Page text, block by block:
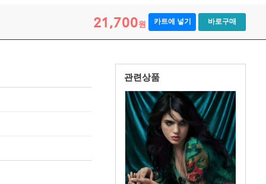
21,700원 카트에 넣기 바로구매
관련상품